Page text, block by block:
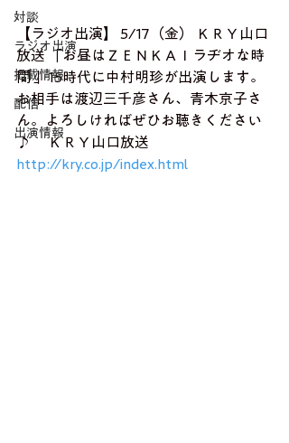
対談
ラジオ出演
掲載情報
配信
出演情報
【ラジオ出演】 5/17（金） ＫＲＹ山口
放送 「お昼はＺＥＮＫＡＩラヂオな時
間 」15時代に中村明珍が出演します。
お相手は渡辺三千彦さん、青木京子さ
ん。よろしければぜひお聴きください
♪　 ＫＲＹ山口放送
http://kry.co.jp/index.html